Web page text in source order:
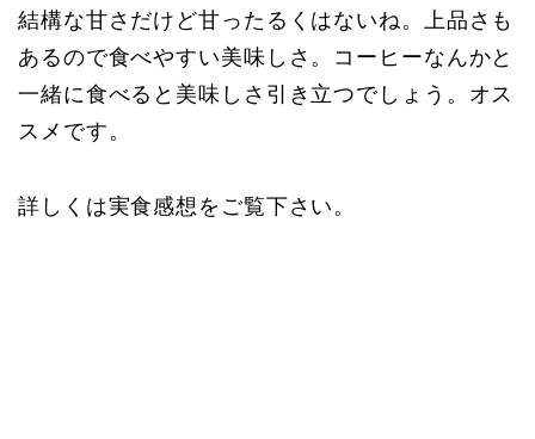
結構な甘さだけど甘ったるくはないね。上品さも
あるので食べやすい美味しさ。コーヒーなんかと
一緒に食べると美味しさ引き立つでしょう。オス
スメです。
詳しくは実食感想をご覧下さい。